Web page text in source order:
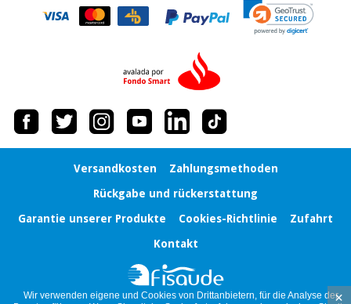
Versandkosten
Zahlungsmethoden
Rückgabe und rückerstattung
Garantie unserer Produkte
Cookies-Richtlinie
Zufahrt
Kontakt
Wir verwenden eigene und Cookies von Drittanbietern, für die Analyse der×